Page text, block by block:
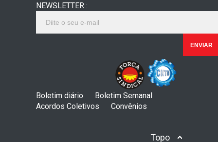
NEWSLETTER :
Boletim diário
Boletim Semanal
Acordos Coletivos
Convênios
Topo